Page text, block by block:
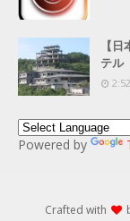
【
テル
Powered by
Crafted with